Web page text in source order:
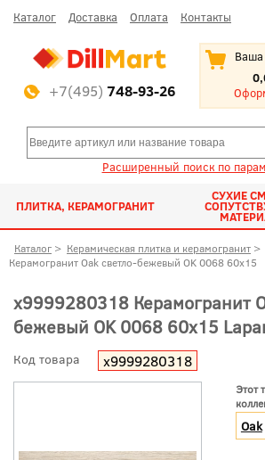
Каталог Доставка Оплата Контакты
+7(495) 748-93-26
Ваша
Расширенный поиск по
ПЛИТКА, КЕРАМОГРАНИТ
СУХИЕ
Каталог > Керамическая плитка и керамогранит >
Керамогранит Oak светло-бежевый OK 0068 60x15
х9999280318 Керамогранит
бежевый OK 0068 60x15
Код товара х9999280318
Этот
Oak